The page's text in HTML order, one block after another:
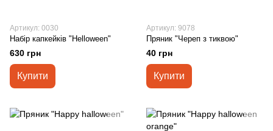
Артикул: 0030
Набір капкейків "Helloween"
630 грн
Купити
Артикул: 9078
Пряник "Череп з тиквою"
40 грн
Купити